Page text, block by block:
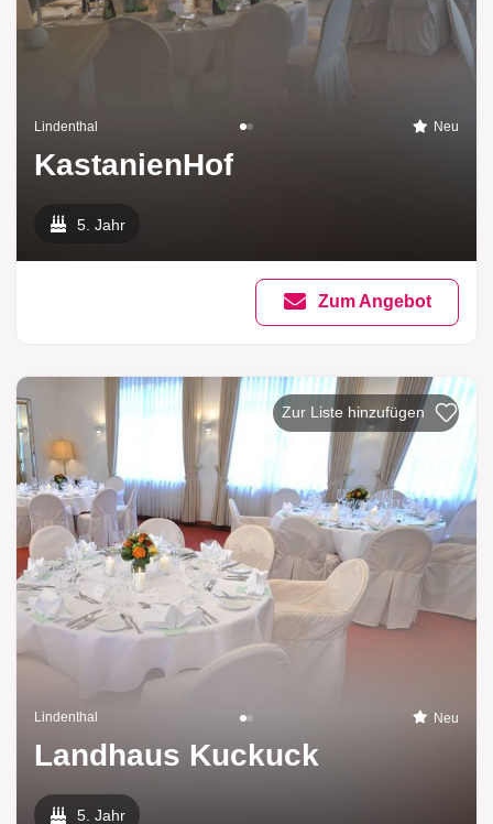
Lindenthal Neu
KastanienHof
5. Jahr
Zum Angebot
Zur Liste hinzufügen
Lindenthal Neu
Landhaus Kuckuck
5. Jahr